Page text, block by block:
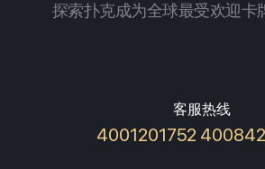
探索扑克成为全球最受欢迎卡
客服热线
4001201752